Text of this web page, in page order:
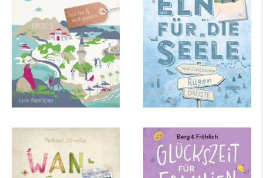
mehr Infos …
mehr Infos …
Michael Schnelle
Lüneburger Heide.
Wandern für die
Daniela Berg, Mareike
Fröhlich
Glückszeit für